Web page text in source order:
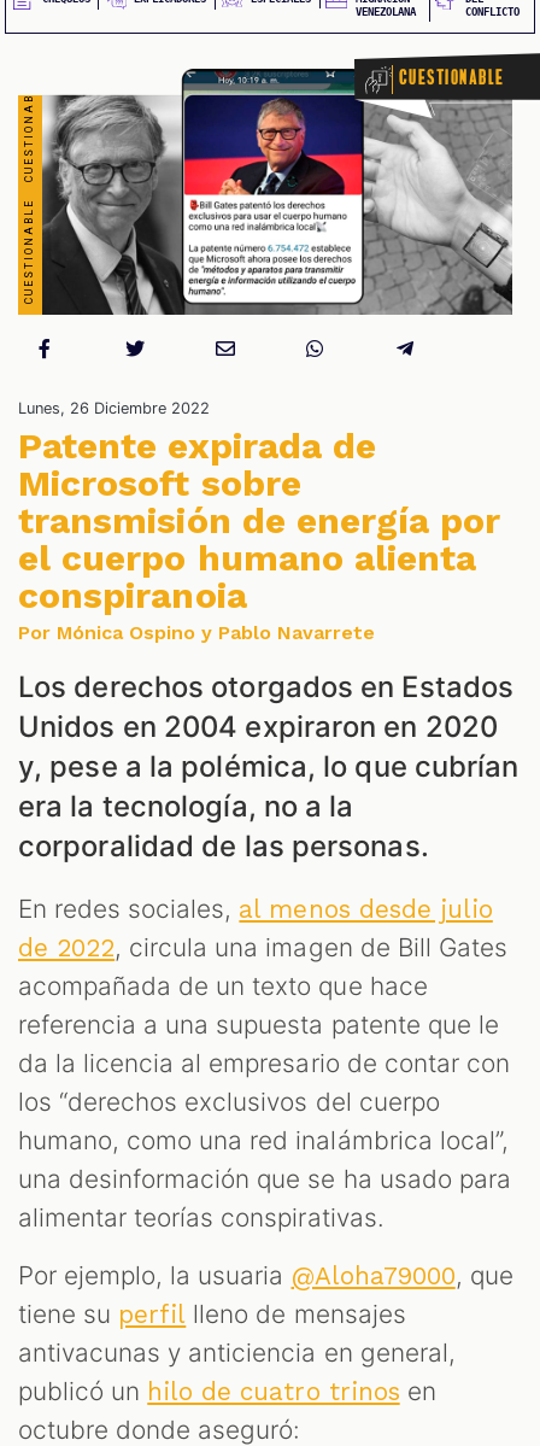
VENEZOLANA
CONFLICTO
Cuestionable
Lunes, 26 Diciembre 2022
Patente expirada de
Microsoft sobre
transmisión de energía por
el cuerpo humano alienta
conspiranoia
Por Mónica Ospino y Pablo Navarrete
Los derechos otorgados en Estados
Unidos en 2004 expiraron en 2020
y, pese a la polémica, lo que cubrían
era la tecnología, no a la
corporalidad de las personas.
En redes sociales, al menos desde julio
de 2022, circula una imagen de Bill Gates
acompañada de un texto que hace
referencia a una supuesta patente que le
da la licencia al empresario de contar con
los “derechos exclusivos del cuerpo
humano, como una red inalámbrica local”,
una desinformación que se ha usado para
alimentar teorías conspirativas.
Por ejemplo, la usuaria @Aloha79000, que
tiene su perfil lleno de mensajes
antivacunas y anticiencia en general,
publicó un hilo de cuatro trinos en
octubre donde aseguró: